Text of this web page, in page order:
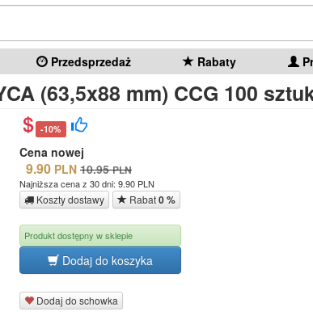
Przedsprzedaż Rabaty
(63,5x88 mm) CCG 100
-10%
Cena nowej
9.90 PLN 10.95 PLN
Najniższa cena z 30 dni: 9.90 PLN
Koszty dostawy Rabat0 %
Produkt dostępny w sklepie
Dodaj do koszyka
Dodaj do schowka